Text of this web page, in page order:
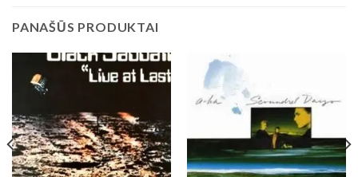
PANAŠŪS PRODUKTAI